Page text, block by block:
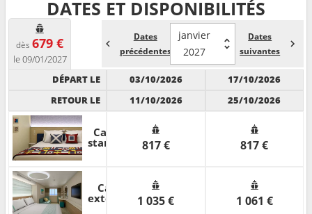
DATES ET DISPONIBILITÉS
dès 679 €
le 09/01/2027
Dates
précédentes
janvier
2027
Dates
suivantes
DÉPART LE
RETOUR LE
Cabine
standard
Cabine
extérieure
03/10/2026
11/10/2026
817 €
1 035 €
17/10/2026
25/10/2026
817 €
1 061 €